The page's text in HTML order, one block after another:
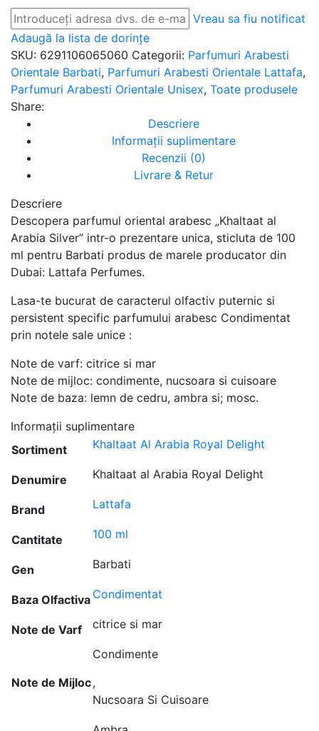
Vreau sa fiu notificat
Adaugă la lista de dorințe
SKU: 6291106065060 Categorii: Parfumuri Arabesti
Orientale Barbati, Parfumuri Arabesti Orientale Lattafa,
Parfumuri Arabesti Orientale Unisex, Toate produsele
Share:
Descriere
Informații suplimentare
Recenzii (0)
Livrare & Retur
Descriere
Descopera parfumul oriental arabesc „Khaltaat al
Arabia Silver” intr-o prezentare unica, sticluta de 100
ml pentru Barbati produs de marele producator din
Dubai: Lattafa Perfumes.
Lasa-te bucurat de caracterul olfactiv puternic si
persistent specific parfumului arabesc Condimentat
prin notele sale unice :
Note de varf: citrice si mar
Note de mijloc: condimente, nucsoara si cuisoare
Note de baza: lemn de cedru, ambra si; mosc.
Informații suplimentare
Sortiment
Khaltaat Al Arabia Royal Delight
Denumire Khaltaat al Arabia Royal Delight
Brand Lattafa
Cantitate 100 ml
Gen Barbati
Baza Olfactiva Condimentat
Note de Varf citrice si mar
Note de Mijloc
Condimente
,
Nucsoara Si Cuisoare